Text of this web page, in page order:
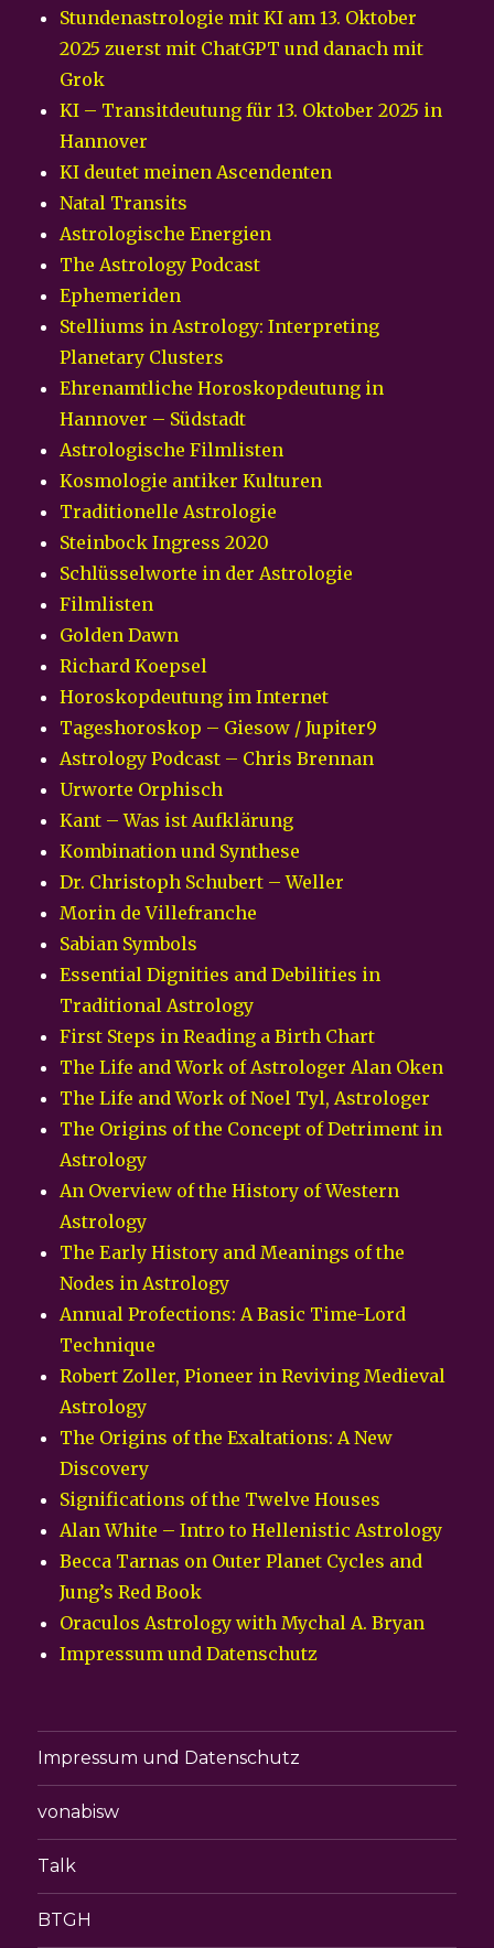
Stundenastrologie mit KI am 13. Oktober
2025 zuerst mit ChatGPT und danach mit
Grok
KI – Transitdeutung für 13. Oktober 2025 in
Hannover
KI deutet meinen Ascendenten
Natal Transits
Astrologische Energien
The Astrology Podcast
Ephemeriden
Stelliums in Astrology: Interpreting
Planetary Clusters
Ehrenamtliche Horoskopdeutung in
Hannover – Südstadt
Astrologische Filmlisten
Kosmologie antiker Kulturen
Traditionelle Astrologie
Steinbock Ingress 2020
Schlüsselworte in der Astrologie
Filmlisten
Golden Dawn
Richard Koepsel
Horoskopdeutung im Internet
Tageshoroskop – Giesow / Jupiter9
Astrology Podcast – Chris Brennan
Urworte Orphisch
Kant – Was ist Aufklärung
Kombination und Synthese
Dr. Christoph Schubert – Weller
Morin de Villefranche
Sabian Symbols
Essential Dignities and Debilities in
Traditional Astrology
First Steps in Reading a Birth Chart
The Life and Work of Astrologer Alan Oken
The Life and Work of Noel Tyl, Astrologer
The Origins of the Concept of Detriment in
Astrology
An Overview of the History of Western
Astrology
The Early History and Meanings of the
Nodes in Astrology
Annual Profections: A Basic Time-Lord
Technique
Robert Zoller, Pioneer in Reviving Medieval
Astrology
The Origins of the Exaltations: A New
Discovery
Significations of the Twelve Houses
Alan White – Intro to Hellenistic Astrology
Becca Tarnas on Outer Planet Cycles and
Jung’s Red Book
Oraculos Astrology with Mychal A. Bryan
Impressum und Datenschutz
Impressum und Datenschutz
vonabisw
Talk
BTGH